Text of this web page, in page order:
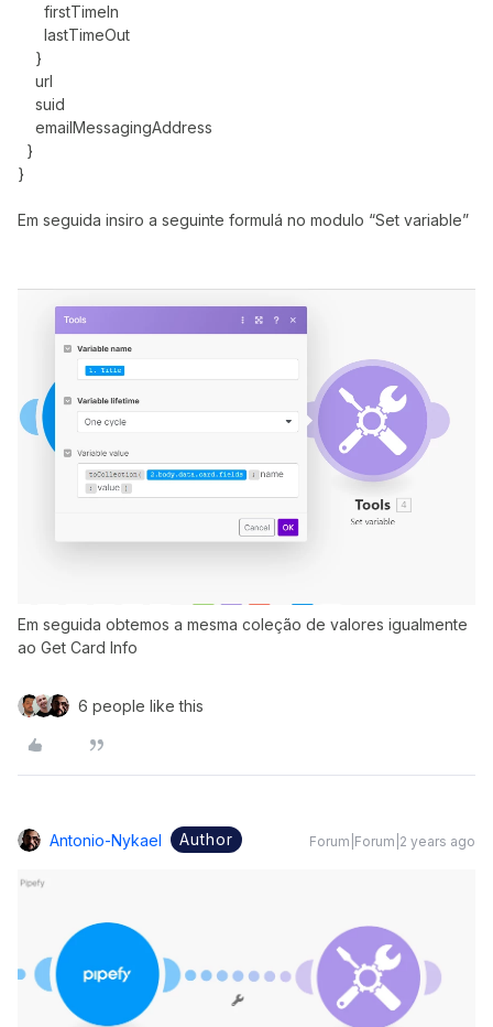
firstTimeIn
lastTimeOut
}
url
suid
emailMessagingAddress
}
}
Em seguida insiro a seguinte formulá no modulo “Set variable”
Em seguida obtemos a mesma coleção de valores igualmente
ao Get Card Info
6 people like this
Antonio-Nykael Author Forum|Forum|2 years ago